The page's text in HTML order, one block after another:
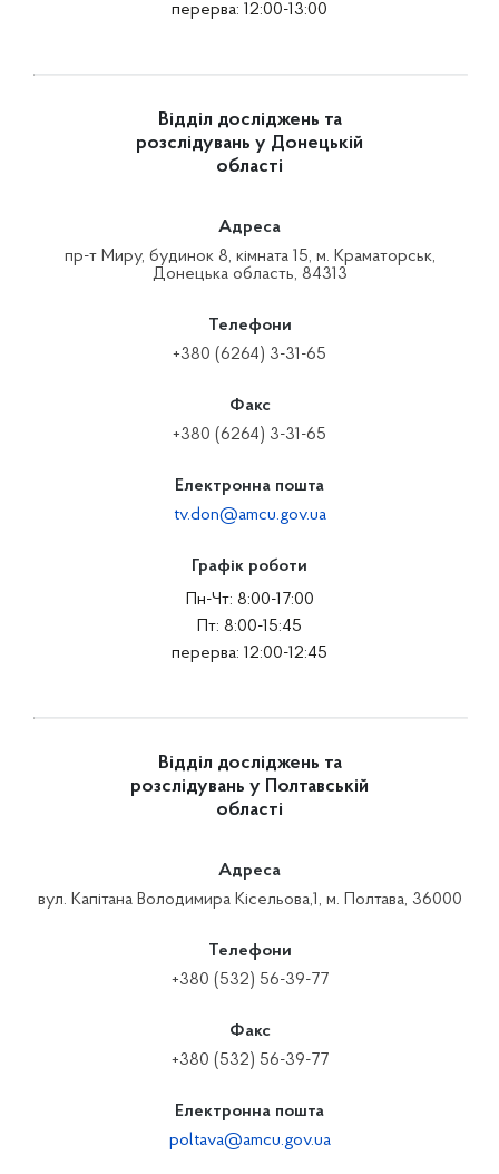
перерва: 12:00-13:00
Відділ досліджень та
розслідувань у Донецькій
області
Адреса
пр-т Миру, будинок 8, кімната 15, м. Краматорськ,
Донецька область, 84313
Телефони
+380 (6264) 3-31-65
Факс
+380 (6264) 3-31-65
Електронна пошта
tv.don@amcu.gov.ua
Графік роботи
Пн-Чт: 8:00-17:00
Пт: 8:00-15:45
перерва: 12:00-12:45
Відділ досліджень та
розслідувань у Полтавській
області
Адреса
вул. Капітана Володимира Кісельова,1, м. Полтава, 36000
Телефони
+380 (532) 56-39-77
Факс
+380 (532) 56-39-77
Електронна пошта
poltava@amcu.gov.ua